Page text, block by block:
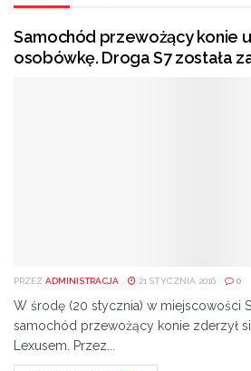
Samochód przewożący konie
osobówkę. Droga S7 została
PRZEZ ADMINISTRACJA 21 STYCZNIA 2016 0
W środę (20 stycznia) w miejscowości
samochód przewożący konie zderzył
Lexusem. Przez...